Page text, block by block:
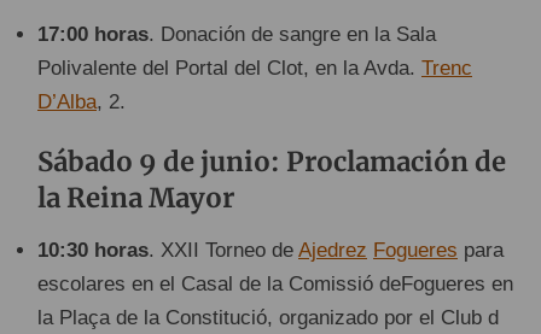
17:00 horas. Donación de sangre en la Sala
Polivalente del Portal del Clot, en la Avda. Trenc
D’Alba, 2.
Sábado 9 de junio: Proclamación de
la Reina Mayor
10:30 horas. XXII Torneo de Ajedrez Fogueres para
escolares en el Casal de la Comissió deFogueres en
la Plaça de la Constitució, organizado por el Club d